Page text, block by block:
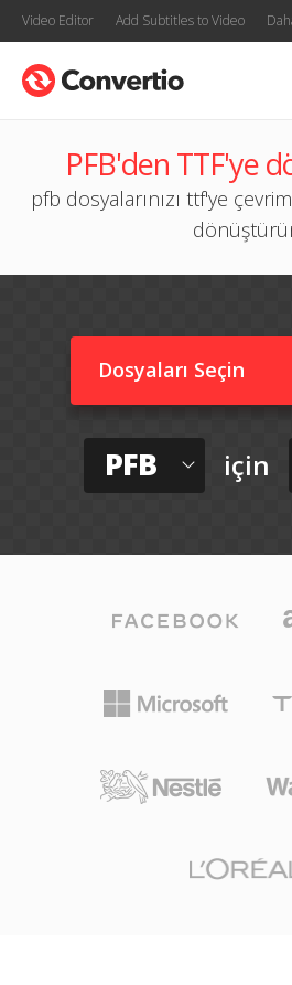
Video Editor Add Subtitles to Video
PFB'den TTF'ye
pfb dosyalarınızı ttf'ye
Dosyaları Seçin
PFB için